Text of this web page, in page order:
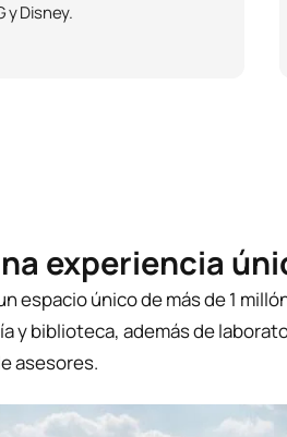
y Disney.
experiencia
espacio único de más de 1
y biblioteca, además de
asesores.